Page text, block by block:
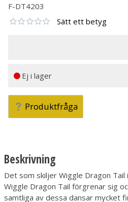
F-DT4203
Sätt ett betyg
Ej i lager
Produktfråga
Beskrivning
Det som skiljer Wiggle Dragon
Wiggle Dragon Tail förgrenar sig
samtliga av dessa dansar mycket